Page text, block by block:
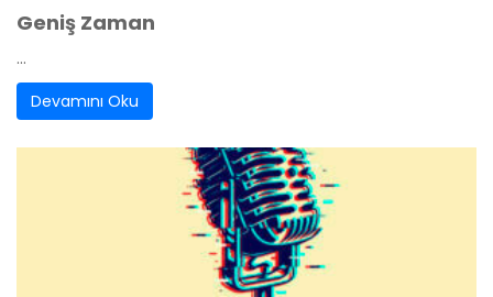
Geniş Zaman
...
Devamını Oku